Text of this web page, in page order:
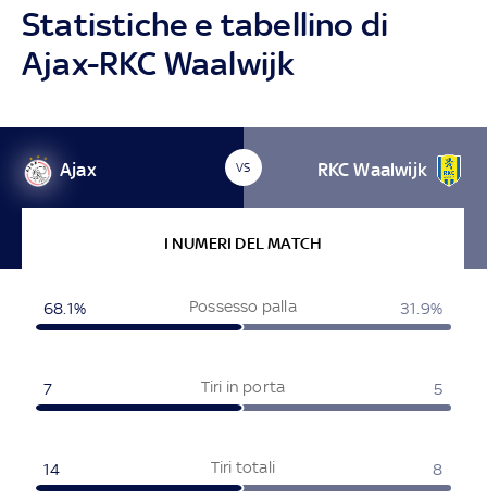
Statistiche e tabellino di
Ajax-RKC Waalwijk
Ajax VS RKC Waalwijk
I NUMERI DEL MATCH
Possesso palla
68.1% 31.9%
Tiri in porta
7 5
Tiri totali
14 8